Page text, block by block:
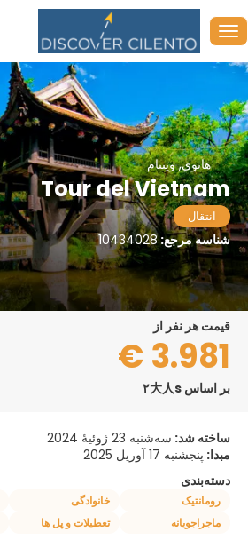
هانوی, ویتنام
Tour del Vietnam
انتقال
شناسه مرجع:10434028
قیمت هر نفر از
3.981 €
بر اساس ۲大人s
ساخته شد: سه‌شنبه 23 ژوئیهٔ 2024
مبدا: پنجشنبه 17 آوریل 2025
دسته‌بندی
رومانتیک خانوادگی
ماجراجویانه
تعطیلات و پل ها